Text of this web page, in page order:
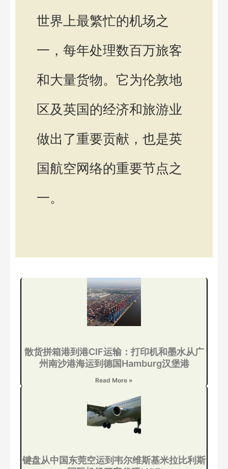
世界上最繁忙的机场之
一，每年处理数百万旅客
和大量货物。它为伦敦地
区及英国的经济和旅游业
做出了重要贡献，也是英
国航空网络的重要节点之
一。
散货拼箱港到港CIF运输：打印机和墨水从广
州南沙港海运到德国Hamburg汉堡港
Read More »
键盘从中国东莞空运到韦尔维斯基米拉比利斯